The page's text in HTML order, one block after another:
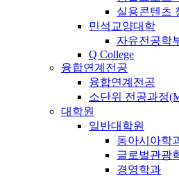
실용콘텐츠
민석교양대학
자유전공학
Q College
융합연계전공
융합연계전공
소단위 전공과정
대학원
일반대학원
동아시아학
글로벌관광
경영학과